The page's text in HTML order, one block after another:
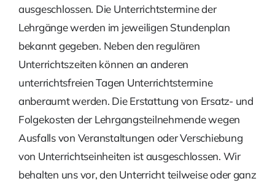
ausgeschlossen. Die Unter­richtstermine der
Lehrgänge werden im jeweiligen Stundenplan
bekannt gegeben. Neben den regulären
Unterrichtszeiten können an anderen
unterrichtsfreien Tagen Unterrichtstermine
anberaumt werden. Die Erstattung von Ersatz- und
Folge­kosten der Lehrgangsteilnehmende wegen
Ausfalls von Veranstaltungen oder Verschiebung
von Unterrichtseinheiten ist aus­geschlossen. Wir
behalten uns vor, den Unterricht teilweise oder ganz